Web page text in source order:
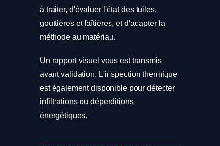
à traiter, d'évaluer l'état des tuiles,
gouttières et faîtières, et d'adapter la
méthode au matériau.
Un rapport visuel vous est transmis
avant validation. L'inspection thermique
est également disponible pour détecter
infiltrations ou déperditions
énergétiques.